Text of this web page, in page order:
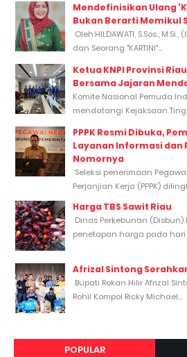
Mendefinisikan Ulang
Bukan Berarti Memikul
Oleh:HILDAWATI, S.Sos.,
dan Seorang "KARTINI"...
Ketua KNPI Provinsi
Bersama Jajaran
Komite Nasional Pemuda
mendatangi Kejaksaan
PPPK Resmi Dibuka,
Layanan Informasi dan
Nomornya
Seleksi penerimaan
Perjanjian Kerja (PPPK)
Harga TBS Sawit Riau
Dinas Perkebunan (Disbun)
penetapan harga pada hari
Afrizal Sintong
Bupati Rokan Hilir Afrizal
Rohil Kompol Ricky Michael...
POPULAR